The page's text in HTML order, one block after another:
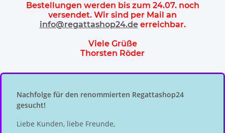
Bestellungen werden bis zum 24.07.noch
versendet. Wir sind per Mail an
info@regattashop24.deerreichbar.
Viele Grüße
Thorsten Röder
Nachfolge für den renommierten Regattashop24
gesucht!
Liebe Kunden, liebe Freunde,